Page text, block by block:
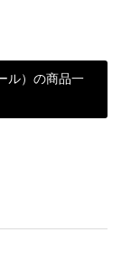
ル）の商品一